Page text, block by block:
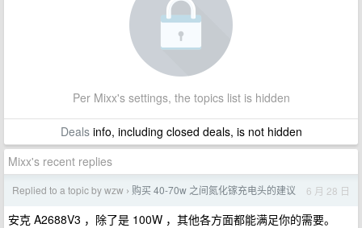
Per Mixx's settings, the topics list is hidden
Dealsinfo, including closed deals, is not hidden
Mixx's recent replies
Replied to a topic by wzw › 购买 40-70w 之间氮化镓充电头的建议 6 月 28 日
安克 A2688V3 ，除了是 100W ，其他各方面都能满足你的需要。